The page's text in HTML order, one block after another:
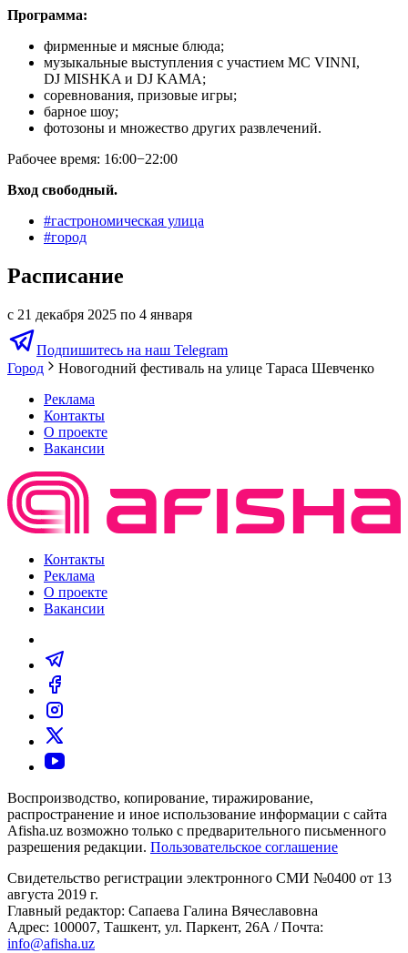
Программа:
фирменные и мясные блюда;
музыкальные выступления с участием MC VINNI,
DJ MISHKA и DJ KAMA;
соревнования, призовые игры;
барное шоу;
фотозоны и множество других развлечений.
Рабочее время: 16:00−22:00
Вход свободный.
#гастрономическая улица
#город
Расписание
с 21 декабря 2025 по 4 января
Подпишитесь на наш Telegram
Город
Новогодний фестиваль на улице Тараса Шевченко
Реклама
Контакты
О проекте
Вакансии
Контакты
Реклама
О проекте
Вакансии
Воспроизводство, копирование, тиражирование,
распространение и иное использование информации с сайта
Afisha.uz возможно только с предварительного письменного
разрешения редакции. Пользовательское соглашение
Свидетельство регистрации электронного СМИ №0400 от 13
августа 2019 г.
Главный редактор: Сапаева Галина Вячеславовна
Адрес: 100007, Ташкент, ул. Паркент, 26А / Почта:
info@afisha.uz